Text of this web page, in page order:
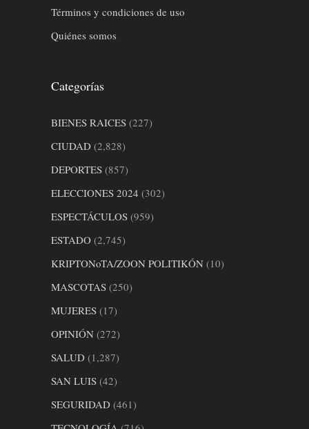
Términos y condiciones de uso
Quiénes somos
Categorías
BIENES RAICES (227)
CIUDAD (2,828)
DEPORTES (857)
ELECCIONES 2024 (302)
ESPECTÁCULOS (959)
ESTADO (2,745)
KRIPTONoTA/ZOON POLITIKÓN (10)
MASCOTAS (250)
MUJERES (17)
OPINIÓN (272)
SALUD (1,287)
SAN LUIS (42)
SEGURIDAD (461)